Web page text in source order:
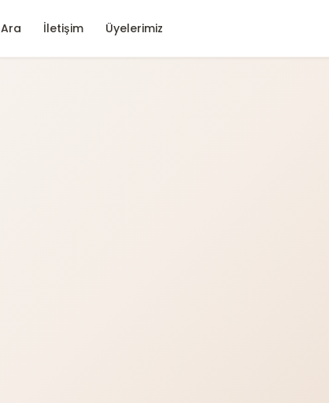
İletişim Üyelerimiz